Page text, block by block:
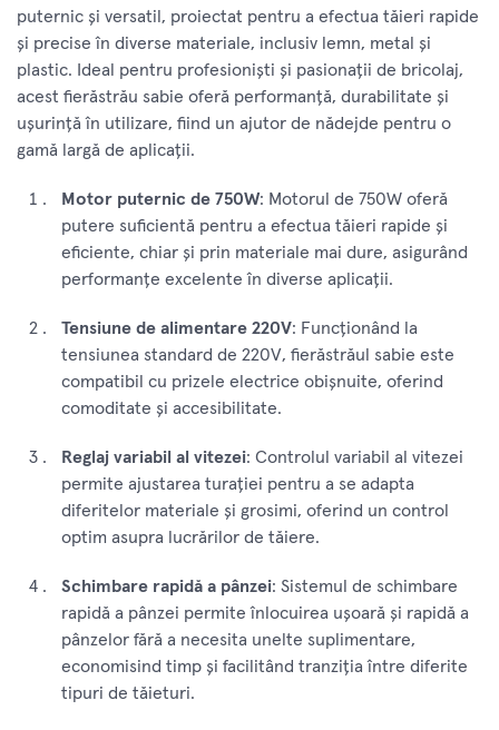
puternic și versatil, proiectat pentru a efectua tăieri rapide
și precise în diverse materiale, inclusiv lemn, metal și
plastic. Ideal pentru profesioniști și pasionații de bricolaj,
acest fierăstrău sabie oferă performanță, durabilitate și
ușurință în utilizare, fiind un ajutor de nădejde pentru o
gamă largă de aplicații.
Motor puternic de 750W: Motorul de 750W oferă
putere suficientă pentru a efectua tăieri rapide și
eficiente, chiar și prin materiale mai dure, asigurând
performanțe excelente în diverse aplicații.
Tensiune de alimentare 220V: Funcționând la
tensiunea standard de 220V, fierăstrăul sabie este
compatibil cu prizele electrice obișnuite, oferind
comoditate și accesibilitate.
Reglaj variabil al vitezei: Controlul variabil al vitezei
permite ajustarea turației pentru a se adapta
diferitelor materiale și grosimi, oferind un control
optim asupra lucrărilor de tăiere.
Schimbare rapidă a pânzei: Sistemul de schimbare
rapidă a pânzei permite înlocuirea ușoară și rapidă a
pânzelor fără a necesita unelte suplimentare,
economisind timp și facilitând tranziția între diferite
tipuri de tăieturi.